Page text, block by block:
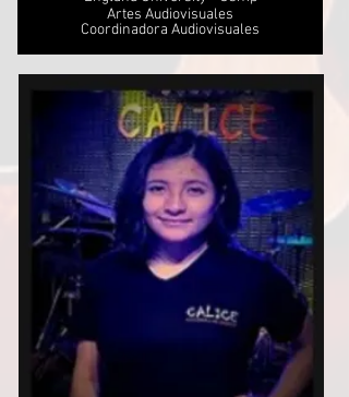
Artes Audiovisuales​
Coordinadora Audiovisuales